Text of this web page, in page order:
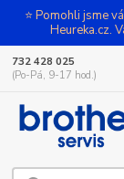
⭐ Pomohli jsme
Heureka.cz.
732 428 025
(Po-Pá, 9-17 hod.)